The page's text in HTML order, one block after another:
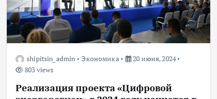
shipitsin_admin Экономика
20 июня, 2024
803 views
Реализация проекта «Цифровой